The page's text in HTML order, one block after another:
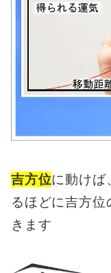
吉方位に動けば
るほどに吉方
きます